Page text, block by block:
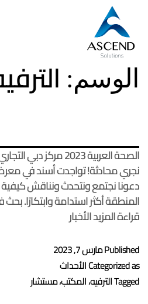
الوسم:
دعونا نجتمع ونتحدث ونناقش
المنطقة أكثر استدامة وابتكارًا.
قراءة المزيد الأخبار
Publishedمارس 7, 2023
Categorized asالأحداث
Taggedالترفيه،المكتب،مستشار